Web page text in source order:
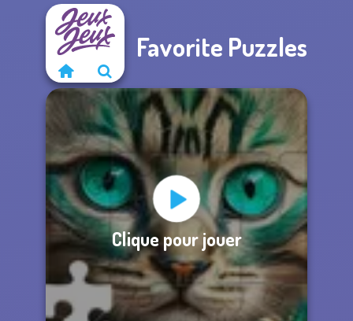
Favorite Puzzles
Clique pour jouer